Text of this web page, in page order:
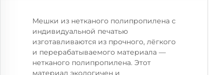
Мешки из нетканого полипропилена с
индивидуальной печатью
изготавливаются из прочного, лёгкого
и перерабатываемого материала —
нетканого полипропилена. Этот
материал экологичен и